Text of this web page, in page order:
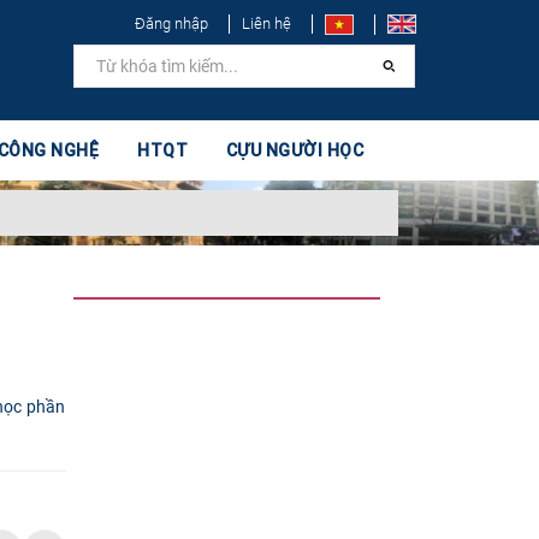
Đăng nhập Liên hệ
NGHỆ HTQT CỰU NGƯỜI HỌC
phần